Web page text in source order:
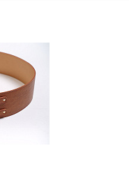
В наличии